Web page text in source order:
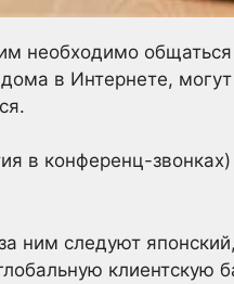
необходимо
в Интернете, могут
в конференц-
ним следуют
клиентскую